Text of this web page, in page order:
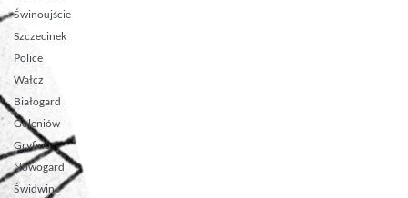
Świnoujście
Szczecinek
Police
Wałcz
Białogard
Goleniów
Gryfino
Nowogard
Świdwin